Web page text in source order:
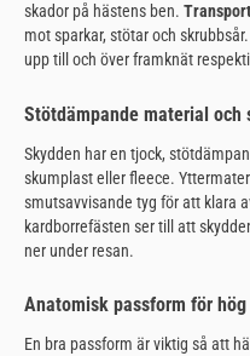
skador på hästens ben.
mot sparkar, stötar och
upp till och över framknät
Stötdämpande material och
Skydden har en tjock,
skumplast eller fleece.
smutsavvisande tyg för att klara
kardborrefästen ser till att
ner under resan.
Anatomisk passform för
En bra passform är viktig så att